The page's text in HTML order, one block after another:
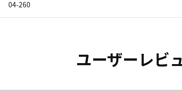
04-260
ユーザーレビ